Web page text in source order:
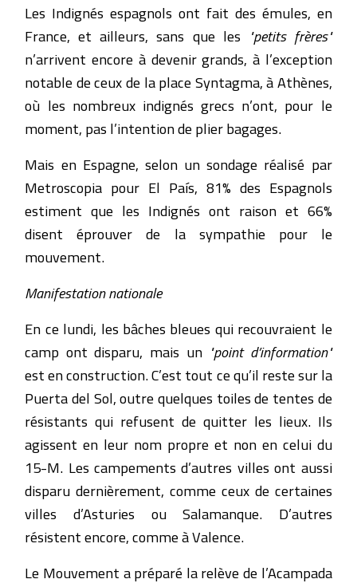
Les Indignés espagnols ont fait des émules, en
France, et ailleurs, sans que les "petits frères"
n’arrivent encore à devenir grands, à l’exception
notable de ceux de la place Syntagma, à Athènes,
où les nombreux indignés grecs n’ont, pour le
moment, pas l’intention de plier bagages.
Mais en Espagne, selon un sondage réalisé par
Metroscopia pour El País, 81% des Espagnols
estiment que les Indignés ont raison et 66%
disent éprouver de la sympathie pour le
mouvement.
Manifestation nationale
En ce lundi, les bâches bleues qui recouvraient le
camp ont disparu, mais un "point d’information"
est en construction. C’est tout ce qu’il reste sur la
Puerta del Sol, outre quelques toiles de tentes de
résistants qui refusent de quitter les lieux. Ils
agissent en leur nom propre et non en celui du
15-M. Les campements d’autres villes ont aussi
disparu dernièrement, comme ceux de certaines
villes d’Asturies ou Salamanque. D’autres
résistent encore, comme à Valence.
Le Mouvement a préparé la relève de l’Acampada